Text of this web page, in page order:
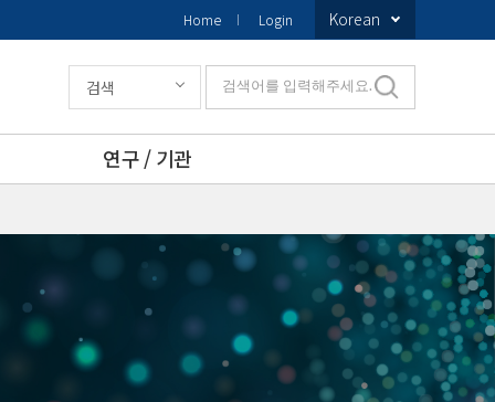
Home Login Korean
연구 / 기관
검색 검색어를 입력해주세요.